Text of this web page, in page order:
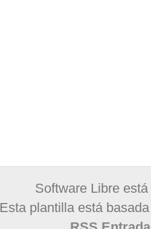
Software Libre
Esta plantilla está